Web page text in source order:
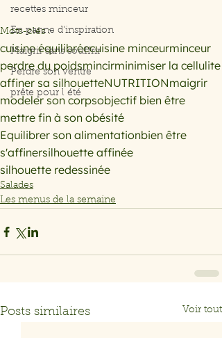
recettes minceur
En panne d'inspiration
Maigrir sans souffrir
Perdre son ventre
prête pour l été
Mots-clés :
cuisine équilibréecuisine minceurminceur
perdre du poidsmincirminimiser la cellulite
affiner sa silhouetteNUTRITIONmaigrir
modeler son corpsobjectif bien être
mettre fin à son obésité
Equilibrer son alimentationbien être
s'affinersilhouette affinée
silhouette redessinée
Salades
Les menus de la semaine
Posts similaires Voir tout